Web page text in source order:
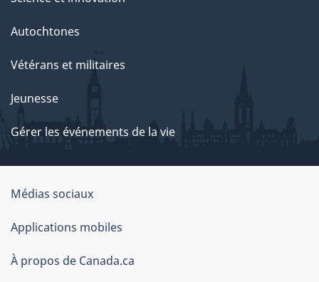
Autochtones
Vétérans et militaires
Jeunesse
Gérer les événements de la vie
Organisation
du
gouvernement
du
Médias sociaux
Applications mobiles
À propos de Canada.ca